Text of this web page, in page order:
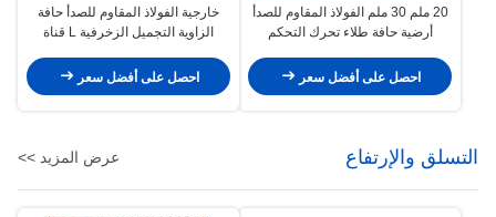
20 ملم 30 ملم الفولاذ المقاوم للصدأ
أرضية حافة طلاء تحرك التحكم
احصل على أفضل سعر
خارجية الفولاذ المقاوم للصدأ حافة
الزاوية التجميل الزخرفية L قناة
احصل على أفضل سعر
التسلق والإرتفاع عرض المزيد >>